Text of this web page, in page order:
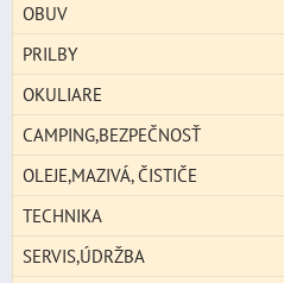
OBUV
PRILBY
OKULIARE
CAMPING,BEZPEČNOSŤ
OLEJE,MAZIVÁ, ČISTIČE
TECHNIKA
SERVIS,ÚDRŽBA